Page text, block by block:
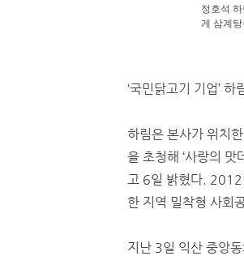
정호석
게 삼계
‘국민닭고기 기업’
하림은 본사가 위치
을 초청해 ‘사랑의 맛
고 6일 밝혔다. 2012
한 지역 밀착형 사회
지난 3일 익산 중앙